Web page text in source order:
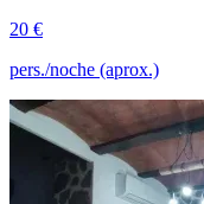
20 €
pers./noche (aprox.)